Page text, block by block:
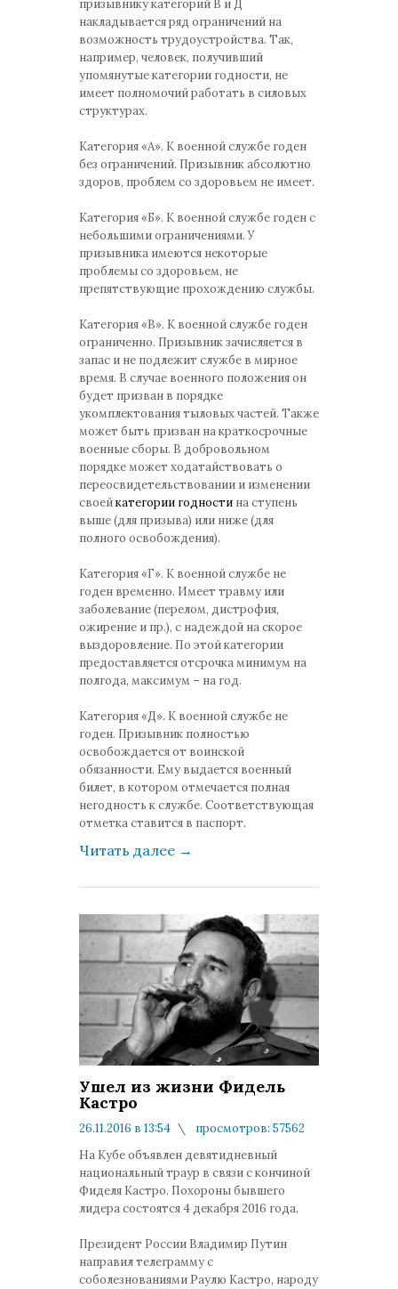
призывнику категорий В и Д
накладывается ряд ограничений на
возможность трудоустройства. Так,
например, человек, получивший
упомянутые категории годности, не
имеет полномочий работать в силовых
структурах.
Категория «А». К военной службе годен
без ограничений. Призывник абсолютно
здоров, проблем со здоровьем не имеет.
Категория «Б». К военной службе годен с
небольшими ограничениями. У
призывника имеются некоторые
проблемы со здоровьем, не
препятствующие прохождению службы.
Категория «В». К военной службе годен
ограниченно. Призывник зачисляется в
запас и не подлежит службе в мирное
время. В случае военного положения он
будет призван в порядке
укомплектования тыловых частей. Также
может быть призван на краткосрочные
военные сборы. В добровольном
порядке может ходатайствовать о
переосвидетельствовании и изменении
своейкатегории годности на ступень
выше (для призыва) или ниже (для
полного освобождения).
Категория «Г». К военной службе не
годен временно. Имеет травму или
заболевание (перелом, дистрофия,
ожирение и пр.), с надеждой на скорое
выздоровление. По этой категории
предоставляется отсрочка минимум на
полгода, максимум – на год.
Категория «Д». К военной службе не
годен. Призывник полностью
освобождается от воинской
обязанности. Ему выдается военный
билет, в котором отмечается полная
негодность к службе. Соответствующая
отметка ставится в паспорт.
Читать далее →
Ушел из жизни Фидель
Кастро
26.11.2016 в 13:54
просмотров: 57562
комментариев: 0
На Кубе объявлен девятидневный
национальный траур в связи с кончиной
Фиделя Кастро. Похороны бывшего
лидера состоятся 4 декабря 2016 года.
Президент России Владимир Путин
направил телеграмму с
соболезнованиями Раулю Кастро, народу